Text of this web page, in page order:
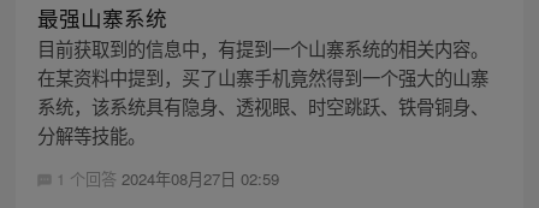
最强山寨系统
目前获取到的信息中，有提到一个山寨系统的相关内容。
在某资料中提到，买了山寨手机竟然得到一个强大的山寨
系统，该系统具有隐身、透视眼、时空跳跃、铁骨铜身、
分解等技能。
1 个回答 2024年08月27日 02:59